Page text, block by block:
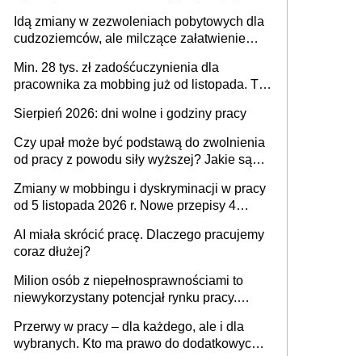
dni od ustania stosunku pracy
Idą zmiany w zezwoleniach pobytowych dla
cudzoziemców, ale milczące załatwienie
Min. 28 tys. zł zadośćuczynienia dla
pracownika za mobbing już od listopada. To
zespołu
Sierpień 2026: dni wolne i godziny pracy
Czy upał może być podstawą do zwolnienia
od pracy z powodu siły wyższej? Jakie są
Zmiany w mobbingu i dyskryminacji w pracy
od 5 listopada 2026 r. Nowe przepisy 4
Ustaw
AI miała skrócić pracę. Dlaczego pracujemy
coraz dłużej?
Milion osób z niepełnosprawnościami to
niewykorzystany potencjał rynku pracy.
dofinansowań czy refundacji, ale bariery po
stronie systemu i świadomości
Przerwy w pracy – dla każdego, ale i dla
wybranych. Kto ma prawo do dodatkowych